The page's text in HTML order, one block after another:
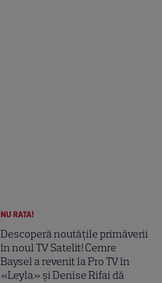
NU RATA!
Descoperă noutățile primăverii
în noul TV Satelit! Cemre
Baysel a revenit la Pro TV în
«Leyla» și Denise Rifai dă